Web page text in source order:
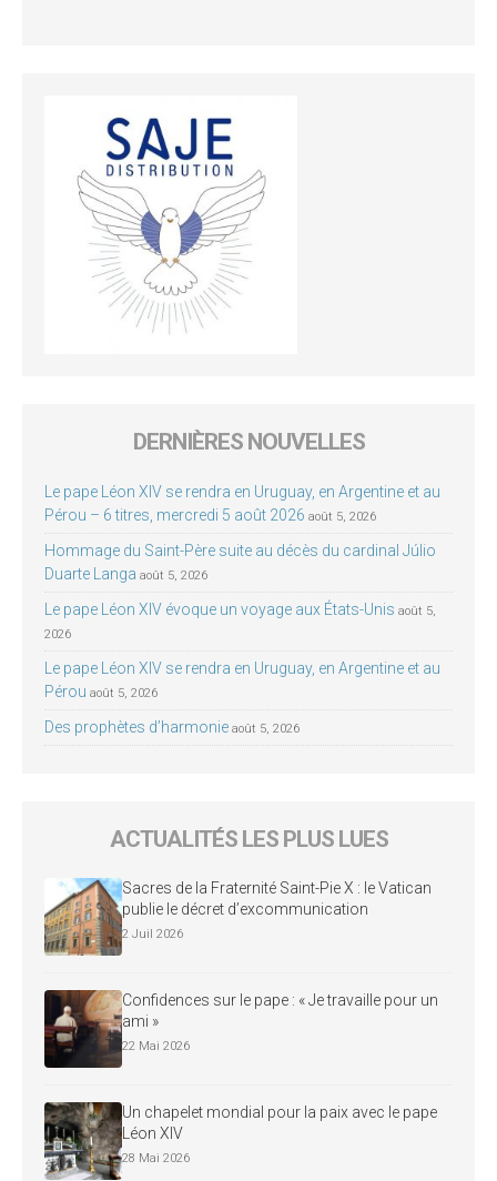
DERNIÈRES NOUVELLES
Le pape Léon XIV se rendra en Uruguay, en Argentine et au
Pérou – 6 titres, mercredi 5 août 2026 août 5, 2026
Hommage du Saint-Père suite au décès du cardinal Júlio
Duarte Langa août 5, 2026
Le pape Léon XIV évoque un voyage aux États-Unis août 5,
2026
Le pape Léon XIV se rendra en Uruguay, en Argentine et au
Pérou août 5, 2026
Des prophètes d’harmonie août 5, 2026
ACTUALITÉS LES PLUS LUES
Sacres de la Fraternité Saint-Pie X : le Vatican
publie le décret d’excommunication
2 Juil 2026
Confidences sur le pape : « Je travaille pour un
ami »
22 Mai 2026
Un chapelet mondial pour la paix avec le pape
Léon XIV
28 Mai 2026